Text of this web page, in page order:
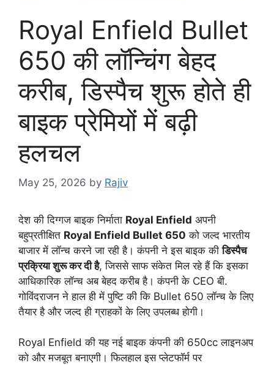
Royal Enfield Bullet
650 की लॉन्चिंग बेहद
करीब, डिस्पैच शुरू होते ही
बाइक प्रेमियों में बढ़ी
हलचल
May 25, 2026 by Rajiv
देश की दिग्गज बाइक निर्माता Royal Enfield अपनी
बहुप्रतीक्षित Royal Enfield Bullet 650 को जल्द भारतीय
बाजार में लॉन्च करने जा रही है। कंपनी ने इस बाइक कीडिस्पैच
प्रक्रिया शुरू कर दी है, जिससे साफ संकेत मिल रहे हैं कि इसका
आधिकारिक लॉन्च अब बेहद करीब है। कंपनी के CEO बी.
गोविंदराजन ने हाल ही में पुष्टि की कि Bullet 650 लॉन्च के लिए
तैयार है और जल्द ही ग्राहकों के लिए उपलब्ध होगी।
Royal Enfield की यह नई बाइक कंपनी की 650cc लाइनअप
को और मजबूत बनाएगी। फिलहाल इस प्लेटफॉर्म पर